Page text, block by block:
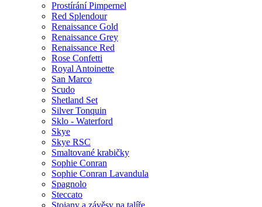
Prostírání Pimpernel
Red Splendour
Renaissance Gold
Renaissance Grey
Renaissance Red
Rose Confetti
Royal Antoinette
San Marco
Scudo
Shetland Set
Silver Tonquin
Sklo - Waterford
Skye
Skye RSC
Smaltované krabičky
Sophie Conran
Sophie Conran Lavandula
Spagnolo
Steccato